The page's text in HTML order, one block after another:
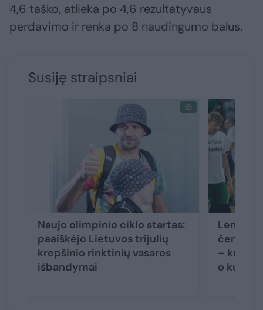
4,6 taško, atlieka po 4,6 rezultatyvaus
perdavimo ir renka po 8 naudingumo balus.
Susiję straipsniai
Naujo olimpinio ciklo startas:
paaiškėjo Lietuvos trijulių
krepšinio rinktinių vasaros
išbandymai
– kurios
o kurių